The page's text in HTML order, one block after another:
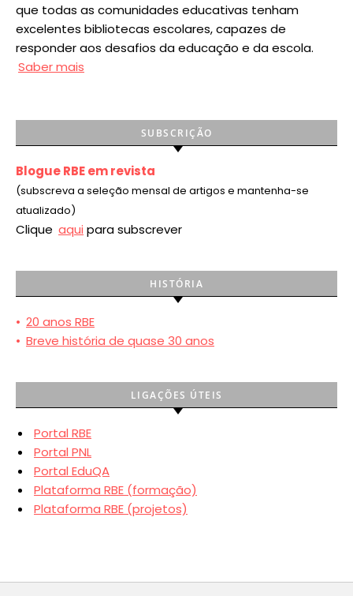
que todas as comunidades educativas tenham
excelentes bibliotecas escolares, capazes de
responder aos desafios da educação e da escola.
Saber mais
SUBSCRIÇÃO
Blogue RBE em revista
(subscreva a seleção mensal de artigos e mantenha-se
atualizado)
Clique aqui para subscrever
HISTÓRIA
• 20 anos RBE
• Breve história de quase 30 anos
LIGAÇÕES ÚTEIS
Portal RBE
Portal PNL
Portal EduQA
Plataforma RBE (formação)
Plataforma RBE (projetos)